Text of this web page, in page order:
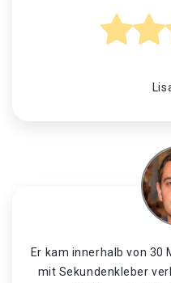
Er kam innerhalb von 30
mit Sekundenkleber